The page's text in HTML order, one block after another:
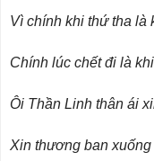
Vì chính khi thứ tha là
Chính lúc chết đi là
Ôi Thần Linh thân ái
Xin thương ban